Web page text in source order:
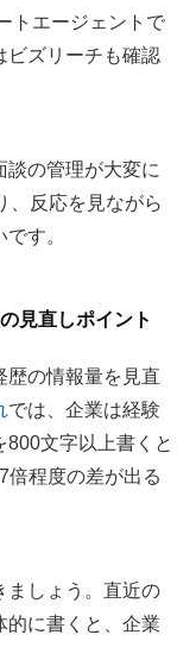
トエージェントで
ビズリーチも確認
談の管理が大変に
、反応を見ながら
す。
見直しポイント
歴の情報量を見直
では、企業は経験
文字以上書くと
倍程度の差が出る
ましょう。直近の
的に書くと、企業